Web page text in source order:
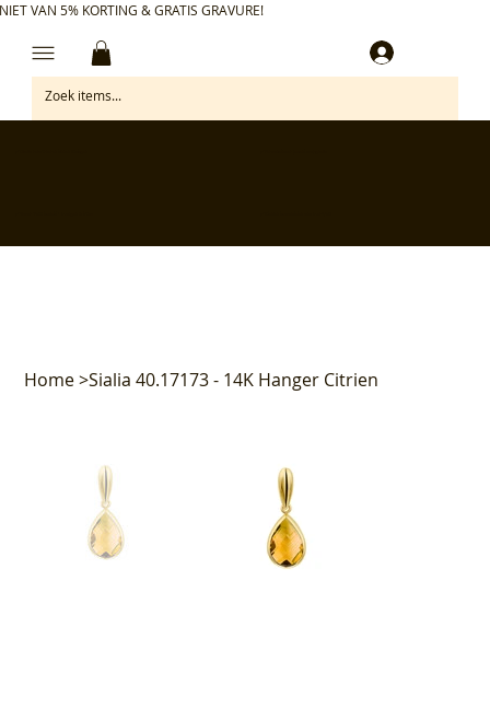
VAN 5% KORTING & GRATIS GRAVURE!
Home>Sialia 40.17173 - 14K Hanger Citrien